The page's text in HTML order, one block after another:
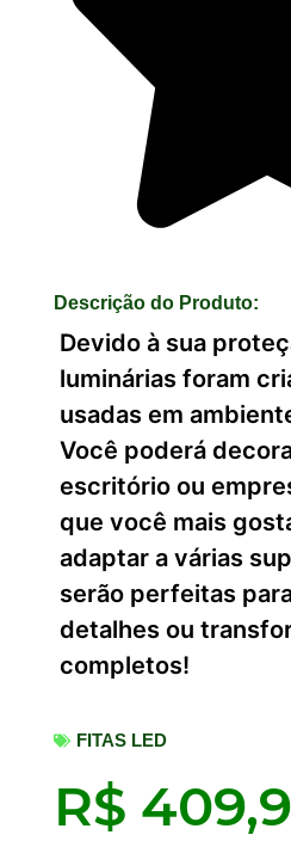
Descrição do Produto:
Devido à sua
luminárias foram
usadas em
Você poderá
escritório ou
que você mais
adaptar a várias
serão perfeitas
detalhes ou
completos!
FITAS LED
R$